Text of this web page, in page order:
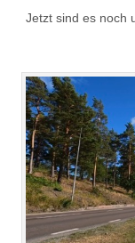
Jetzt sind es noch